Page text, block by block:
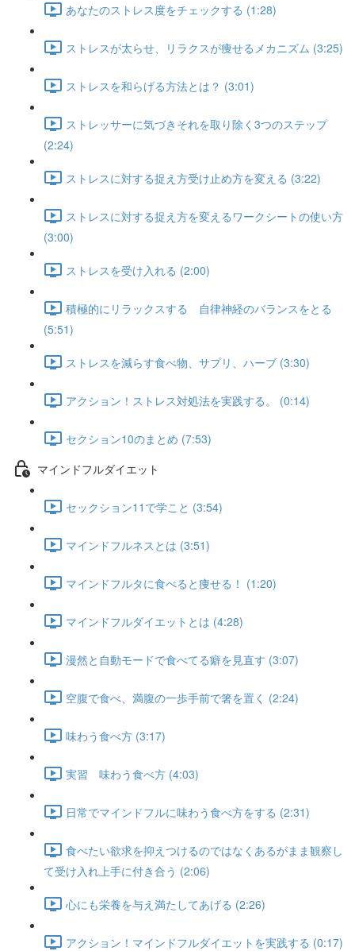
あなたのストレス度をチェックする (1:28)
ストレスが太らせ、リラクスが痩せるメカニズム (3:25)
ストレスを和らげる方法とは？ (3:01)
ストレッサーに気づきそれを取り除く3つのステップ
(2:24)
ストレスに対する捉え方受け止め方を変える (3:22)
ストレスに対する捉え方を変えるワークシートの使い方
(3:00)
ストレスを受け入れる (2:00)
積極的にリラックスする 自律神経のバランスをとる
(5:51)
ストレスを減らす食べ物、サプリ、ハーブ (3:30)
アクション！ストレス対処法を実践する。 (0:14)
セクション10のまとめ (7:53)
マインドフルダイエット
セックション11で学こと (3:54)
マインドフルネスとは (3:51)
マインドフルタに食べると痩せる！ (1:20)
マインドフルダイエットとは (4:28)
漫然と自動モードで食べてる癖を見直す (3:07)
空腹で食べ、満腹の一歩手前で箸を置く (2:24)
味わう食べ方 (3:17)
実習 味わう食べ方 (4:03)
日常でマインドフルに味わう食べ方をする (2:31)
食べたい欲求を抑えつけるのではなくあるがまま観察し
て受け入れ上手に付き合う (2:06)
心にも栄養を与え満たしてあげる (2:26)
アクション！マインドフルダイエットを実践する (0:17)